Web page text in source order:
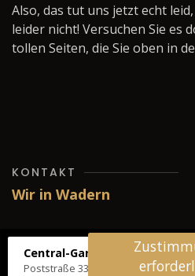
Also, das tut uns jetzt echt
leider nicht! Versuchen Sie es
tollen Seiten, die Sie oben in
KONTAKT
Wir in Wadern
Central-Garage H. Wilhelm
Poststraße 33, 66687 Wadern